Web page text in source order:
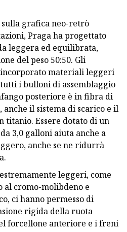
grafica neo-retrò
Praga ha progettato
leggera ed equilibrata,
del peso 50:50. Gli
materiali leggeri
i bulloni di assemblaggio
posteriore è in fibra di
il sistema di scarico e il
titanio. Essere dotato di un
3,0 galloni aiuta anche a
anche se ne ridurrà
leggeri, come
al cromo-molibdeno e
ci hanno permesso di
rigida della ruota
forcellone anteriore e i freni